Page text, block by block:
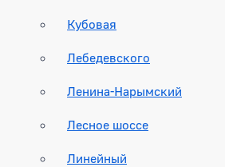
Кубовая
Лебедевского
Ленина-Нарымский
Лесное шоссе
Линейный